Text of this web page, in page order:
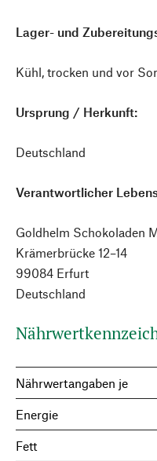
Lager- und
Kühl, trocken und vor
Ursprung / Herkunft:
Deutschland
Verantwortlicher
Goldhelm Schokoladen
Krämerbrücke 12–14
99084 Erfurt
Deutschland
Nährwertangaben je
Energie
Fett